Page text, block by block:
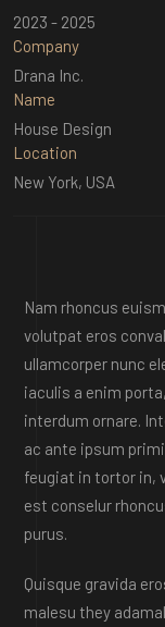
2023 - 2025
Company
Drana Inc.
Name
House Design
Location
New York, USA
Nam rhoncus
volutpat eros
ullamcorper nunc
iaculis a enim
interdum ornare.
ac ante ipsum
feugiat in tortor in,
est conselur
purus.
Quisque gravida
malesu they